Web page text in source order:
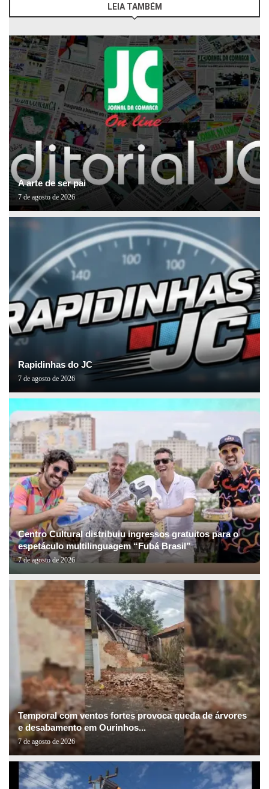
LEIA TAMBÉM
A arte de ser pai
7 de agosto de 2026
Rapidinhas do JC
7 de agosto de 2026
Centro Cultural distribuiu ingressos gratuitos para o
espetáculo multilinguagem “Fubá Brasil”
7 de agosto de 2026
Temporal com ventos fortes provoca queda de árvores
e desabamento em Ourinhos...
7 de agosto de 2026